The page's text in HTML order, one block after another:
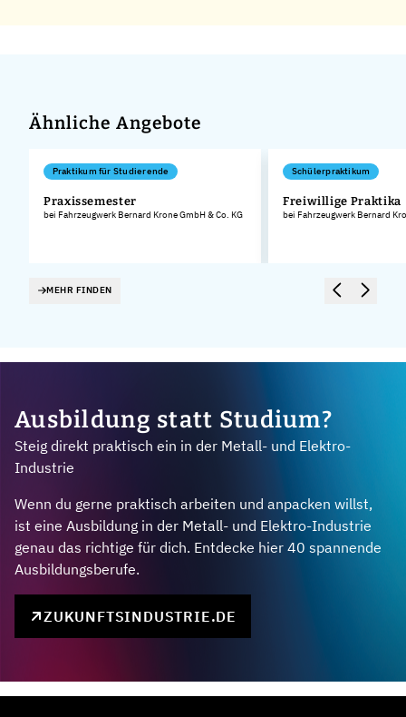
Ähnliche Angebote
Praktikum für Studierende
Praxissemester
bei Fahrzeugwerk Bernard Krone GmbH & Co. KG
Schülerpraktikum
Freiwillige Praktika
bei Fahrzeugwerk Bernard
MEHR FINDEN
Ausbildung statt Studium?
Steig direkt praktisch ein in der Metall- und Elektro-
Industrie
Wenn du gerne praktisch arbeiten und anpacken willst,
ist eine Ausbildung in der Metall- und Elektro-Industrie
genau das richtige für dich. Entdecke hier 40 spannende
Ausbildungsberufe.
ZUKUNFTSINDUSTRIE.DE